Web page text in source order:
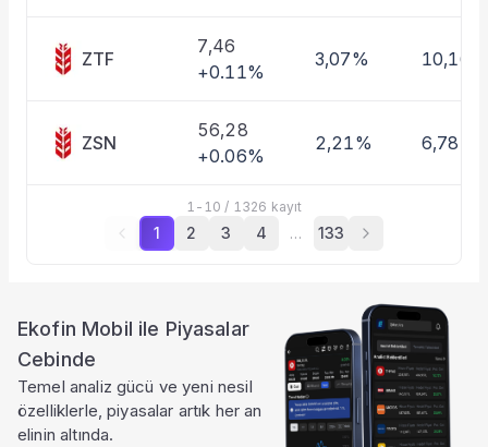
ZTF
7,46
+0.11%
3,07% 10,16%
ZSN
56,28
+0.06%
2,21% 6,78%
1 - 10 / 1326 kayıt
1 2 3 4 … 133
Ekofin Mobil ile Piyasalar
Cebinde
Temel analiz gücü ve yeni nesil
özelliklerle, piyasalar artık her an
elinin altında.